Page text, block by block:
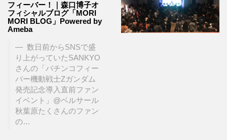
フィーバー！｜森口博子オ
フィシャルブログ「MORI
MORI BLOG」Powered by
Ameba
数日前からSNSで盛
り上がっていたSANKYO
さんの「パチンコフィー
バー機動戦士Zガンダム
発売記念導入直前ファン
イベント」@ベルサール
秋葉原たくさんのファン
の…